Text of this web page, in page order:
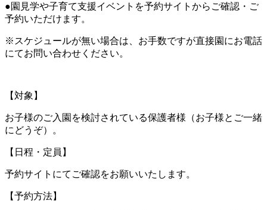
●園見学や子育て支援イベントを予約サイトからご確認・ご
予約いただけます。
※スケジュールが無い場合は、お手数ですが直接園にお電話
にてお問い合わせください。
【対象】
お子様のご入園を検討されている保護者様（お子様とご一緒
にどうぞ）。
【日程・定員】
予約サイトにてご確認をお願いいたします。
【予約方法】